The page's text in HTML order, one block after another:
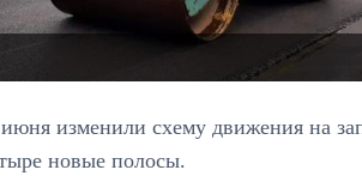
изменили схему движения на
новые полосы.